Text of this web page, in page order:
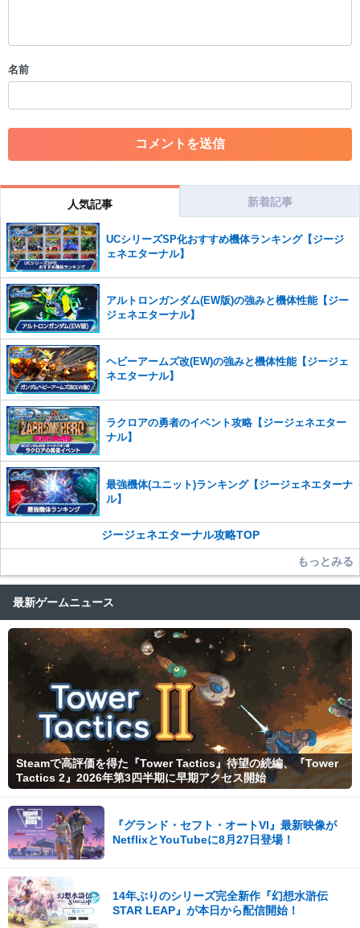
・その他、管理者が不適切と判断した投稿
コメントの削除を申請する ※投稿内容を確認後、順次対応さ
※一度削除したコメントは復元ができませんのでご注意くだ
また、過度な利用規約の違反や、弊社に損害の及ぶ内容の書き込みがあ
った場合は、法的措置をとらせていただく場合もございますので、あら
かじめご理解くださいませ。
名前
人気記事 新着記事
UCシリーズSP化おすすめ機体ランキング【ジージ
ェネエターナル】
アルトロンガンダム(EW版)の強みと機体性能【ジー
ジェネエターナル】
ヘビーアームズ改(EW)の強みと機体性能【ジージェ
ネエターナル】
ラクロアの勇者のイベント攻略【ジージェネエター
ナル】
最強機体(ユニット)ランキング【ジージェネエターナ
ル】
ジージェネエターナル攻略TOP
もっとみる
最新ゲームニュース
Steamで高評価を得た『Tower Tactics』待望の続編、『Tower
Tactics 2』2026年第3四半期に早期アクセス開始
『グランド・セフト・オートVI』最新映像が
NetflixとYouTubeに8月27日登場！
14年ぶりのシリーズ完全新作『幻想水滸伝
STAR LEAP』が本日から配信開始！